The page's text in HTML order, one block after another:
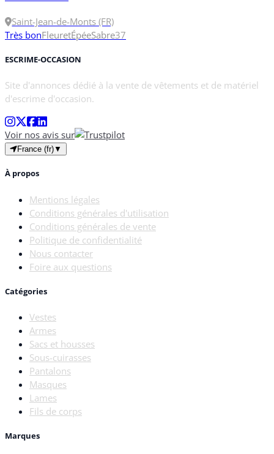
Saint-Jean-de-Monts (FR)
Très bonFleuretÉpéeSabre37
ESCRIME-OCCASION
Site d'annonces dédié à la vente de vêtements et de matériel
d'escrime d'occasion.
Voir nos avis sur
France (fr)▼
À propos
Mentions légales
Conditions générales d'utilisation
Conditions générales de vente
Politique de confidentialité
Nous contacter
Foire aux questions
Catégories
Vestes
Armes
Sacs et housses
Sous-cuirasses
Pantalons
Masques
Lames
Fils de corps
Marques